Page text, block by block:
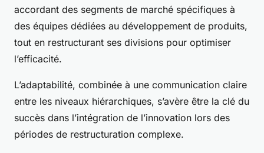
accordant des segments de marché spécifiques à
des équipes dédiées au développement de produits,
tout en restructurant ses divisions pour optimiser
l’efficacité.
L’adaptabilité, combinée à une communication claire
entre les niveaux hiérarchiques, s’avère être la clé du
succès dans l’intégration de l’innovation lors des
périodes de restructuration complexe.